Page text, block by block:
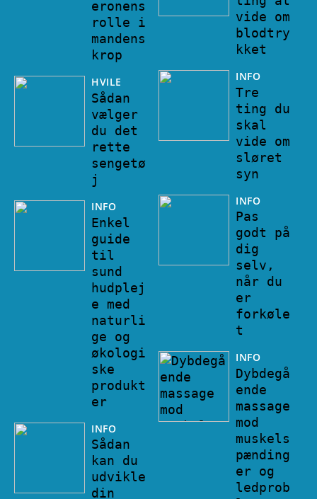
eronens
rolle i
mandens
krop
HVILE
Sådan
vælger
du det
rette
sengetø
j
INFO
Enkel
guide
til
sund
hudplej
e med
naturli
ge og
økologi
ske
produkt
er
INFO
Sådan
kan du
udvikle
din
vide om
blodtry
kket
INFO
Tre
ting du
skal
vide om
sløret
syn
INFO
Pas
godt på
dig
selv,
når du
er
forkøle
t
INFO
Dybdegå
ende
massage
mod
muskels
pænding
er og
ledprob